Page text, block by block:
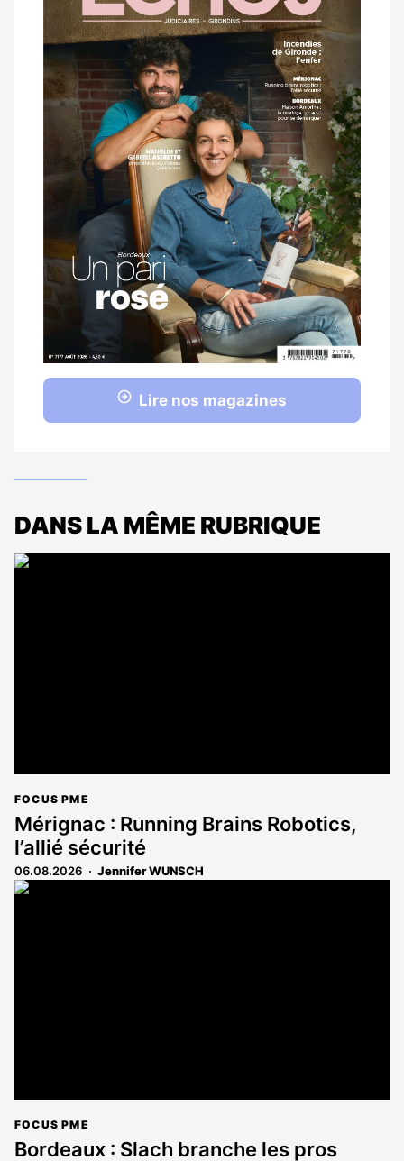
magazine
Lire nos magazines
DANS LA MÊME RUBRIQUE
FOCUS PME
Mérignac : Running Brains Robotics,
l’allié sécurité
06.08.2026 Jennifer WUNSCH
FOCUS PME
Bordeaux : Slach branche les pros